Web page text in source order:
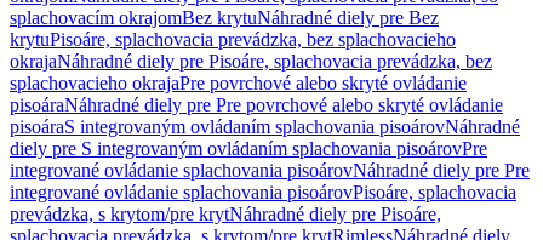
splachovacím okrajomBez krytuNáhradné diely pre Bez
krytuPisoáre, splachovacia prevádzka, bez splachovacieho
okrajaNáhradné diely pre Pisoáre, splachovacia prevádzka, bez
splachovacieho okrajaPre povrchové alebo skryté ovládanie
pisoáraNáhradné diely pre Pre povrchové alebo skryté ovládanie
pisoáraS integrovaným ovládaním splachovania pisoárovNáhradné
diely pre S integrovaným ovládaním splachovania pisoárovPre
integrované ovládanie splachovania pisoárovNáhradné diely pre Pre
integrované ovládanie splachovania pisoárovPisoáre, splachovacia
prevádzka, s krytom/pre krytNáhradné diely pre Pisoáre,
splachovacia prevádzka, s krytom/pre krytRimlessNáhradné diely